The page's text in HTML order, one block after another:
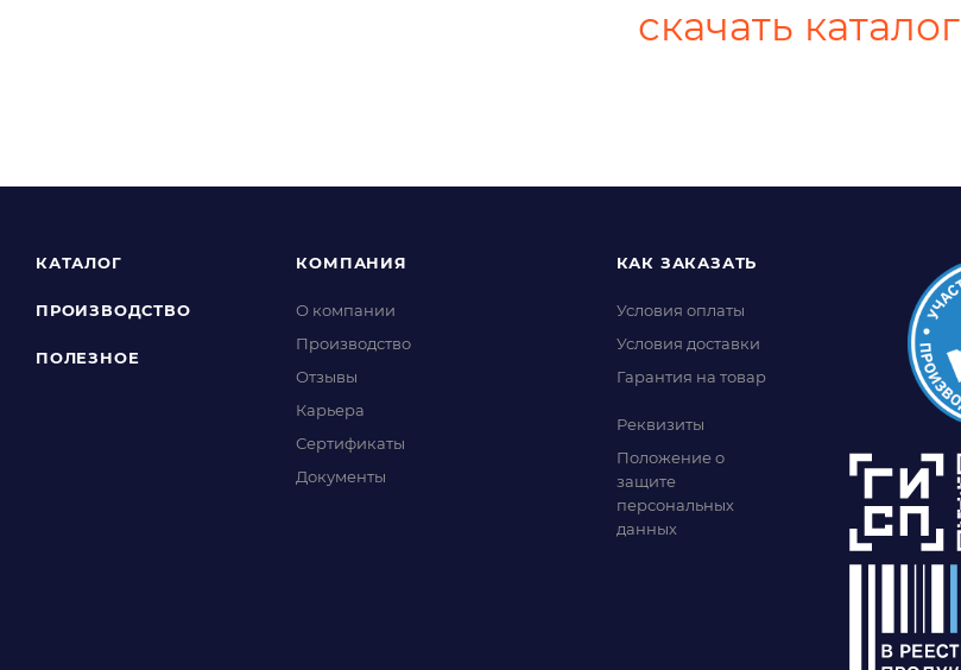
скачать каталог
КАТАЛОГ
ПРОИЗВОДСТВО
ПОЛЕЗНОЕ
КОМПАНИЯ
О компании
Производство
Отзывы
Карьера
Сертификаты
Документы
КАК ЗАКАЗАТЬ
Условия оплаты
Условия доставки
Гарантия на товар
Реквизиты
Положение о
защите
персональных
данных